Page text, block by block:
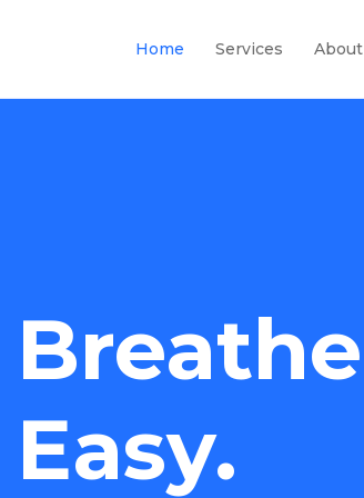
Home Services About
Breathe
Easy.